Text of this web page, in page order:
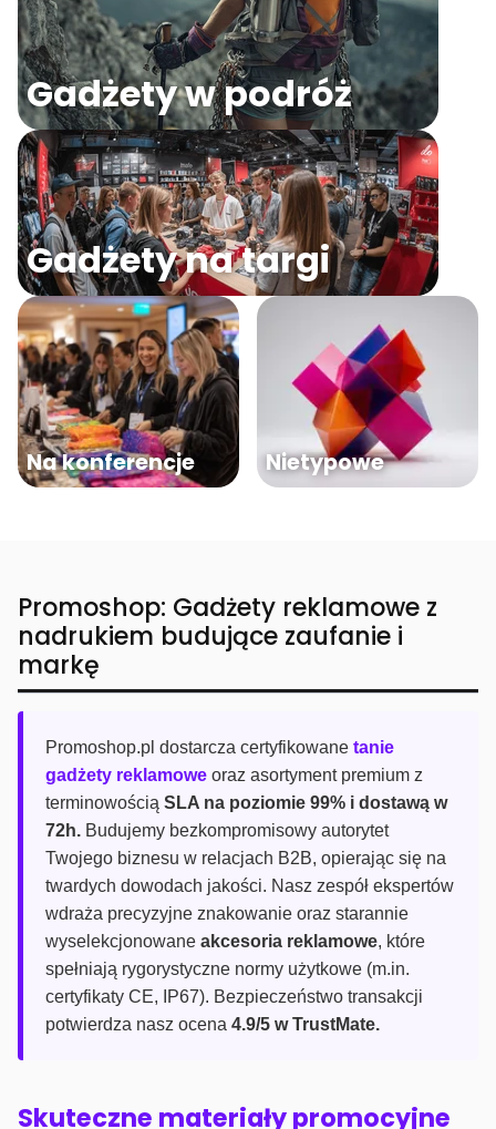
Gadżety w podróż
Gadżety na targi
Na konferencje Nietypowe
Promoshop: Gadżety reklamowe z
nadrukiem budujące zaufanie i
markę
Promoshop.pl dostarcza certyfikowane tanie
gadżety reklamowe oraz asortyment premium z
terminowością SLA na poziomie 99% i dostawą w
72h. Budujemy bezkompromisowy autorytet
Twojego biznesu w relacjach B2B, opierając się na
twardych dowodach jakości. Nasz zespół ekspertów
wdraża precyzyjne znakowanie oraz starannie
wyselekcjonowane akcesoria reklamowe, które
spełniają rygorystyczne normy użytkowe (m.in.
certyfikaty CE, IP67). Bezpieczeństwo transakcji
potwierdza nasz ocena 4.9/5 w TrustMate.
Skuteczne materiały promocyjne